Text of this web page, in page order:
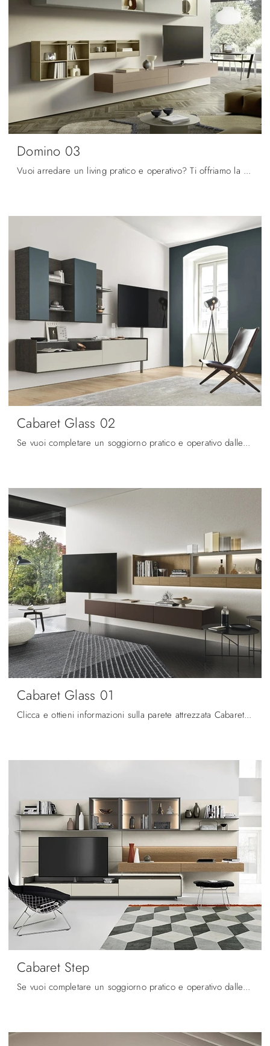
Domino 03
Vuoi arredare un living pratico e operativo? Ti offriamo la parete attrezzata Domino 03 Sangiacomo dalle linee decise moderne.
Cabaret Glass 02
Se vuoi completare un soggiorno pratico e operativo dalle linee moderne, ti presentiamo la parete attrezzata Cabaret Glass 02 Sangiacomo.
Cabaret Glass 01
Clicca e ottieni informazioni sulla parete attrezzata Cabaret Glass 01 del marchio Sangiacomo: è la soluzione dalle linee moderne ideale per te.
Cabaret Step
Se vuoi completare un soggiorno pratico e operativo dalle linee moderne, ti presentiamo la parete attrezzata Cabaret Step Sangiacomo.